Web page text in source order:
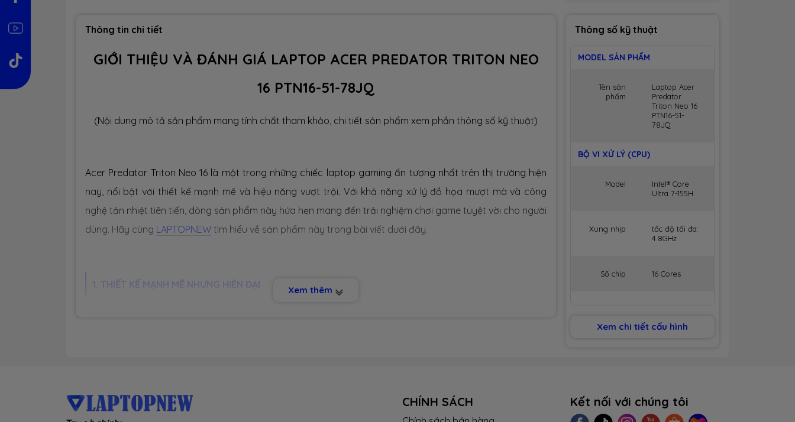
Thông số kỹ thuật
MODEL SẢN PHẨM
Tên sản
phẩm
Laptop Acer
Predator
Triton Neo 16
PTN16-51-
78JQ
BỘ VI XỬ LÝ (CPU)
Model
Intel® Core
Ultra 7-155H
Xung nhịp
tốc độ tối đa:
4.8GHz
Số chip 16 Cores
Dung lượng 32GB
Xem chi tiết cấu hình
Thông tin chi tiết
GIỚI THIỆU VÀ ĐÁNH GIÁ LAPTOP ACER PREDATOR TRITON NEO
16 PTN16-51-78JQ
(Nội dung mô tả sản phẩm mang tính chất tham khảo, chi tiết sản phẩm xem phần thông số kỹ thuật)
Acer Predator Triton Neo 16 là một trong những chiếc laptop gaming ấn tượng nhất trên thị trường hiện
nay, nổi bật với thiết kế mạnh mẽ và hiệu năng vượt trội. Với khả năng xử lý đồ họa mượt mà và công
nghệ tản nhiệt tiên tiến, dòng sản phẩm này hứa hẹn mang đến trải nghiệm chơi game tuyệt vời cho người
dùng. Hãy cùng LAPTOPNEW tìm hiểu về sản phẩm này trong bài viết dưới đây.
1. THIẾT KẾ MẠNH MẼ NHƯNG HIỆN ĐẠI
năng xử lý mạnh mẽ cho việc giải trí.
Xem thêm
CHÍNH SÁCH Kết nối với chúng tôi